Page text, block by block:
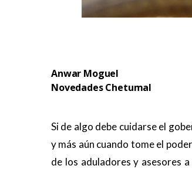
Anwar Moguel
Novedades Chetumal
Si de algo debe cuidarse el
y más aún cuando tome el
de los aduladores y asesores